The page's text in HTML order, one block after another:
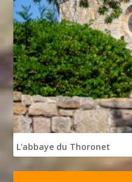
L'abbaye du Thoronet